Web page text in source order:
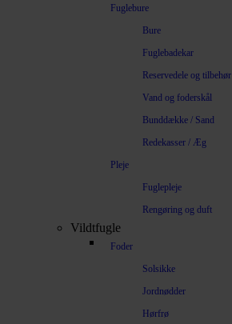
Fuglebure
Bure
Fuglebadekar
Reservedele og tilbehør
Vand og foderskål
Bunddække / Sand
Redekasser / Æg
Pleje
Fuglepleje
Rengøring og duft
Vildtfugle
Foder
Solsikke
Jordnødder
Hørfrø